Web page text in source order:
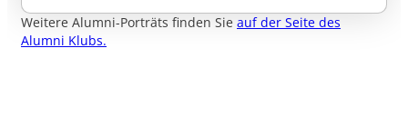
Weitere Alumni-Porträts finden Sie auf der Seite des
Alumni Klubs.